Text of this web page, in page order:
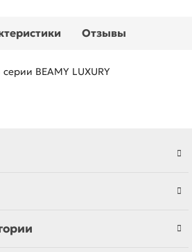
Отзывы
BEAMY LUXURY